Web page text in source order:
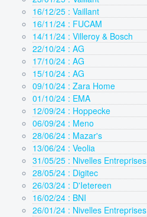
16/12/25 : Vaillant
16/11/24 : FUCAM
14/11/24 : Villeroy & Bosch
22/10/24 : AG
17/10/24 : AG
15/10/24 : AG
09/10/24 : Zara Home
01/10/24 : EMA
12/09/24 : Hoppecke
06/09/24 : Meno
28/06/24 : Mazar's
13/06/24 : Veolia
31/05/25 : Nivelles Entreprises
28/05/24 : Digitec
26/03/24 : D'Ietereen
16/02/24 : BNI
26/01/24 : Nivelles Entreprises